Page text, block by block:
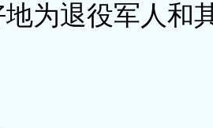
为退役军人和